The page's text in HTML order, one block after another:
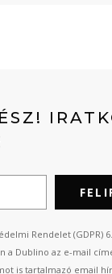
Rendelet (GDPR)
a Dublino az e-mail
is tartalmazó email